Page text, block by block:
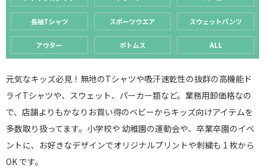
長袖Tシャツ スポーツウエア スウェットパンツ
アウター ボトムス ALL
元気なキッズ必見！無地のTシャツや吸汗速乾性の抜群の高機能ド
ライTシャツや、スウェット、パーカー類など。業務用卸価格なの
で、店舗よりもかなりお買い得のベビーからキッズ向けアイテムを
多数取り扱ってます。小学校や 幼稚園の運動会や、卒業卒園のイベ
ントに、お好きなデザインでオリジナルプリントや刺繍も 1 枚から
OK です。